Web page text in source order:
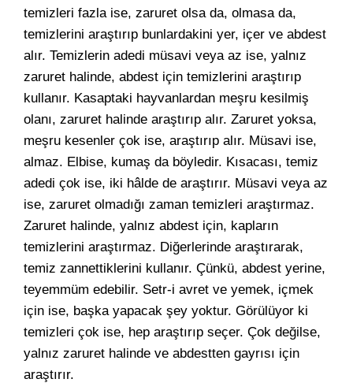
temizleri fazla ise, zaruret olsa da, olmasa da,
temizlerini araştırıp bunlardakini yer, içer ve abdest
alır. Temizlerin adedi müsavi veya az ise, yalnız
zaruret halinde, abdest için temizlerini araştırıp
kullanır. Kasaptaki hayvanlardan meşru kesilmiş
olanı, zaruret halinde araştırıp alır. Zaruret yoksa,
meşru kesenler çok ise, araştırıp alır. Müsavi ise,
almaz. Elbise, kumaş da böyledir. Kısacası, temiz
adedi çok ise, iki hâlde de araştırır. Müsavi veya az
ise, zaruret olmadığı zaman temizleri araştırmaz.
Zaruret halinde, yalnız abdest için, kapların
temizlerini araştırmaz. Diğerlerinde araştırarak,
temiz zannettiklerini kullanır. Çünkü, abdest yerine,
teyemmüm edebilir. Setr-i avret ve yemek, içmek
için ise, başka yapacak şey yoktur. Görülüyor ki
temizleri çok ise, hep araştırıp seçer. Çok değilse,
yalnız zaruret halinde ve abdestten gayrısı için
araştırır.